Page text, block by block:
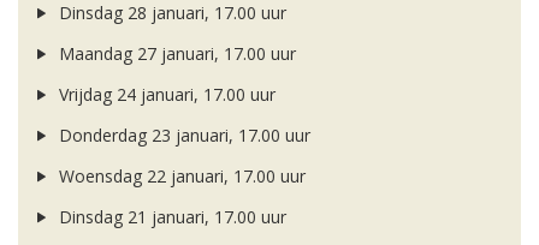
Dinsdag 28 januari, 17.00 uur
Maandag 27 januari, 17.00 uur
Vrijdag 24 januari, 17.00 uur
Donderdag 23 januari, 17.00 uur
Woensdag 22 januari, 17.00 uur
Dinsdag 21 januari, 17.00 uur